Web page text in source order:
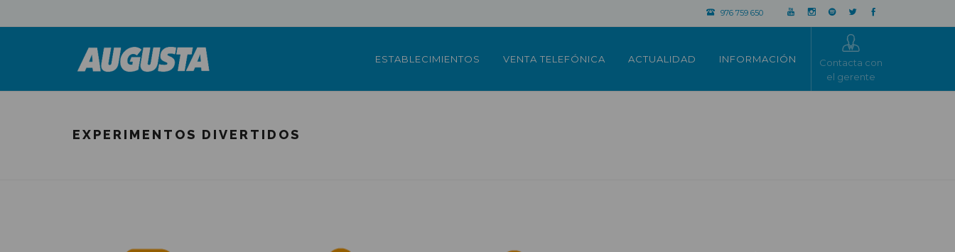
976 759 650
ESTABLECIMIENTOS VENTA TELEFÓNICA ACTUALIDAD INFORMACIÓN
Contacta con
el gerente
EXPERIMENTOS DIVERTIDOS